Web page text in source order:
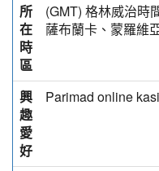
所
在
時
區
(GMT) 格林威治時
薩布蘭卡、蒙羅維
興
趣
愛
好
Parimad online